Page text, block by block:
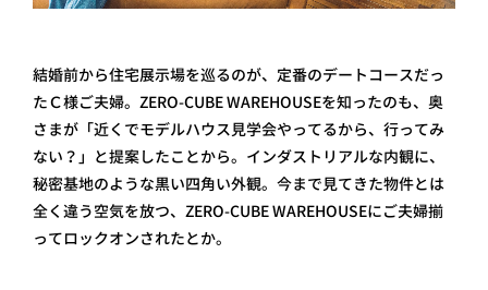
結婚前から住宅展示場を巡るのが、定番のデートコースだっ
たＣ様ご夫婦。ZERO-CUBE WAREHOUSEを知ったのも、奥
さまが「近くでモデルハウス見学会やってるから、行ってみ
ない？」と提案したことから。インダストリアルな内観に、
秘密基地のような黒い四角い外観。今まで見てきた物件とは
全く違う空気を放つ、ZERO-CUBE WAREHOUSE にご夫婦揃
ってロックオンされたとか。